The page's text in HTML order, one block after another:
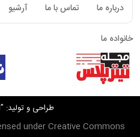
درباره ما تماس با ما آرشیو
خانواده ما
طراحی و تولید:
underCreative Commons